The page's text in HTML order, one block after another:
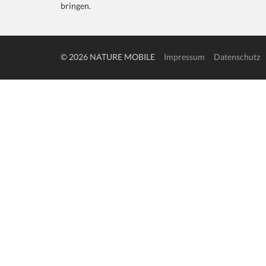
bringen.
© 2026 NATURE MOBILE Impressum Datenschutz